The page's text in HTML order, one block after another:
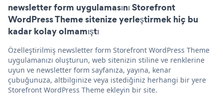
newsletter form uygulamasını Storefront
WordPress Theme sitenize yerleştirmek hiç bu
kadar kolay olmamıştı
Özelleştirilmiş newsletter form Storefront WordPress Theme
uygulamanızı oluşturun, web sitenizin stiline ve renklerine
uyun ve newsletter form sayfanıza, yayına, kenar
çubuğunuza, altbilginize veya istediğiniz herhangi bir yere
Storefront WordPress Theme ekleyin bir site.